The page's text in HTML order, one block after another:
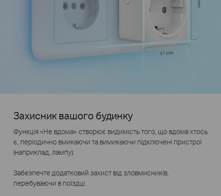
Захисник вашого будинку
Функція «Не вдома» створює видимість того, що вдома хтось
є, періодично вмикаючи та вимикаючи підключені пристрої
(наприклад, лампу).
Забезпечте додатковий захист від зловмисників,
перебуваючи в поїздці.